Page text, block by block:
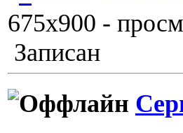
675x900 -
Записан